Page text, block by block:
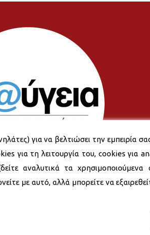
για να βελτιώσει την εμπειρία
για τη λειτουργία του, cookies για
αναλυτικά τα
με αυτό, αλλά μπορείτε να